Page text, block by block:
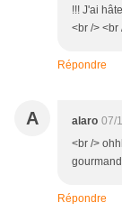
!!! J'ai
<br /> <br
Répondre
A alaro 07/
<br />
Répondre